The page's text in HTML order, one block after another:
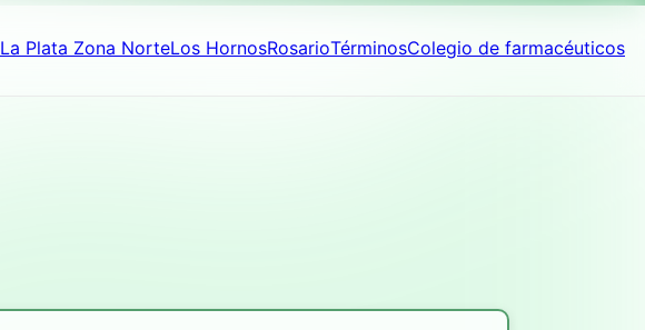
La Plata Zona NorteLos HornosRosarioTérminosColegio de farmacéuticos